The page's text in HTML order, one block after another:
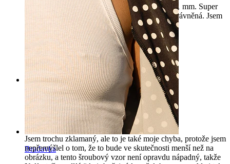
Bradavka
Mám to ve zlatě, průměr 8 mm a tloušťka tyče 1 mm. Super
elegantní piercing, kvalita je dobrá a cena je oprávněná. Jsem
Charlotte Ověřený nákup
Přeloženo pomocí AI Zobrazit původní text
Rating
Průměr: 8 mm, tloušťka: 1,2
Jsem trochu zklamaný, ale to je také moje chyba, protože jsem
nepřemýšlel o tom, že to bude ve skutečnosti menší než na
obrázku, a tento šroubový vzor není opravdu nápadný, takže